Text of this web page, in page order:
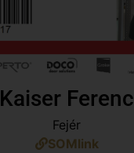
Kaiser Ferenc
Fejér
SOMlink